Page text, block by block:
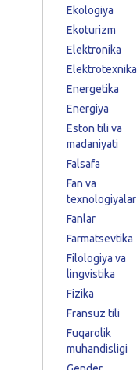
Ekologiya
Ekoturizm
Elektronika
Elektrotexnika
Energetika
Energiya
Eston tili va
madaniyati
Falsafa
Fan va
texnologiyalar
Fanlar
Farmatsevtika
Filologiya va
lingvistika
Fizika
Fransuz tili
Fuqarolik
muhandisligi